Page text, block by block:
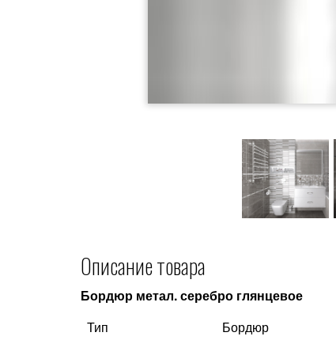
Описание товара
Бордюр метал. серебро глянцевое
Тип
Бордюр